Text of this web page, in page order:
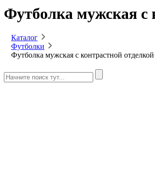
Футболка мужская с
Каталог
Футболки
Футболка мужская с контрастной